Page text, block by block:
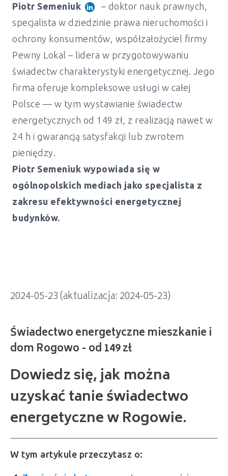
Piotr Semeniuk
– doktor nauk prawnych,
specjalista w dziedzinie prawa nieruchomości i
ochrony konsumentów, współzałożyciel firmy
Pewny Lokal – lidera w przygotowywaniu
świadectw charakterystyki energetycznej. Jego
firma oferuje kompleksowe usługi w całej
Polsce — w tym wystawianie świadectw
energetycznych od 149 zł, z realizacją nawet w
24 h i gwarancją satysfakcji lub zwrotem
pieniędzy.
Piotr Semeniuk wypowiada się w
ogólnopolskich mediach jako specjalista z
zakresu efektywności energetycznej
budynków.
2024-05-23 (aktualizacja: 2024-05-23)
Świadectwo energetyczne mieszkanie i
Dowiedz się, jak można
uzyskać tanie świadectwo
energetyczne w Rogowie.
W tym artykule przeczytasz o: